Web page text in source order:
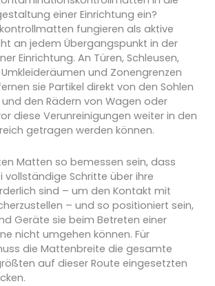
einer Einrichtung ein?
fungieren als aktive
an jedem Übergangspunkt in der
Einrichtung. An Türen, Schleusen,
und Zonengrenzen
sie Partikel direkt von den Sohlen
den Rädern von Wagen oder
diese Verunreinigungen weiter in den
getragen werden können.
Matten so bemessen sein, dass
vollständige Schritte über ihre
sind – um den Kontakt mit
– und so positioniert sein,
Geräte sie beim Betreten einer
nicht umgehen können. Für
die Mattenbreite die gesamte
auf dieser Route eingesetzten